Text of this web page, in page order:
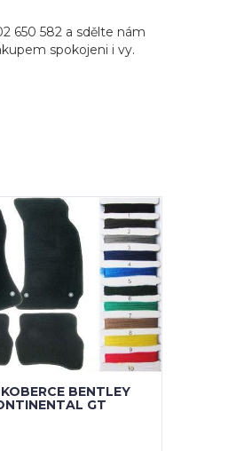
650 582 a sdělte nám
spokojeni i vy.
BENTLEY
GT